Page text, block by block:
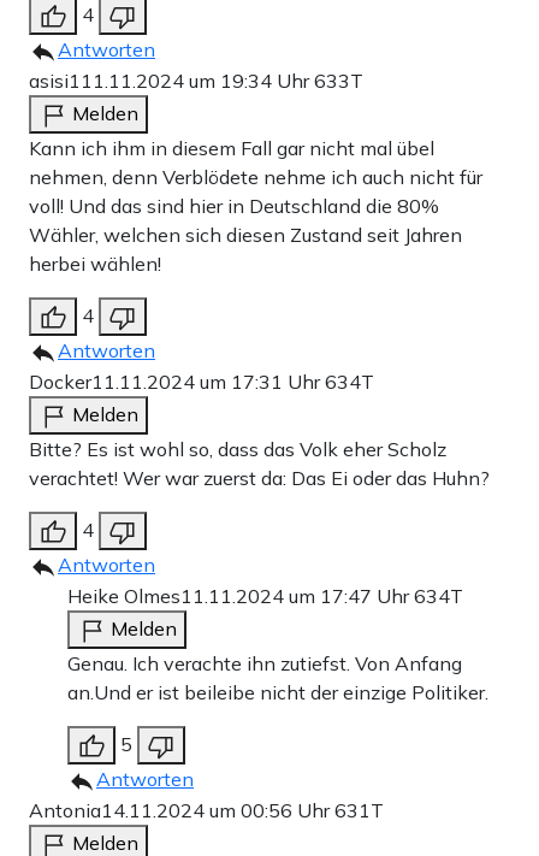
4
Antworten
asisi1 11.11.2024 um 19:34 Uhr633T
Melden
Kann ich ihm in diesem Fall gar nicht mal übel
nehmen, denn Verblödete nehme ich auch nicht für
voll! Und das sind hier in Deutschland die 80%
Wähler, welchen sich diesen Zustand seit Jahren
herbei wählen!
4
Antworten
Docker11.11.2024 um 17:31 Uhr634T
Melden
Bitte? Es ist wohl so, dass das Volk eher Scholz
verachtet! Wer war zuerst da: Das Ei oder das Huhn?
4
Antworten
Heike Olmes11.11.2024 um 17:47 Uhr634T
Melden
Genau. Ich verachte ihn zutiefst. Von Anfang
an.Und er ist beileibe nicht der einzige Politiker.
5
Antworten
Antonia14.11.2024 um 00:56 Uhr631T
Melden